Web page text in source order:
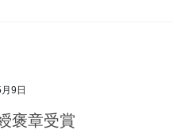
9日
褒章受賞